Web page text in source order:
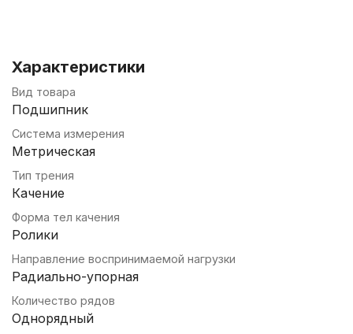
Характеристики
Вид товара
Подшипник
Система измерения
Метрическая
Тип трения
Качение
Форма тел качения
Ролики
Направление воспринимаемой нагрузки
Радиально-упорная
Количество рядов
Однорядный